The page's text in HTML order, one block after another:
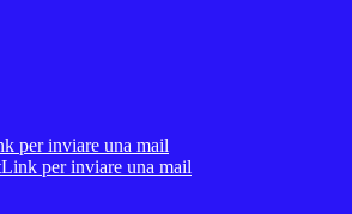
per inviare una mail
Link per inviare una mail